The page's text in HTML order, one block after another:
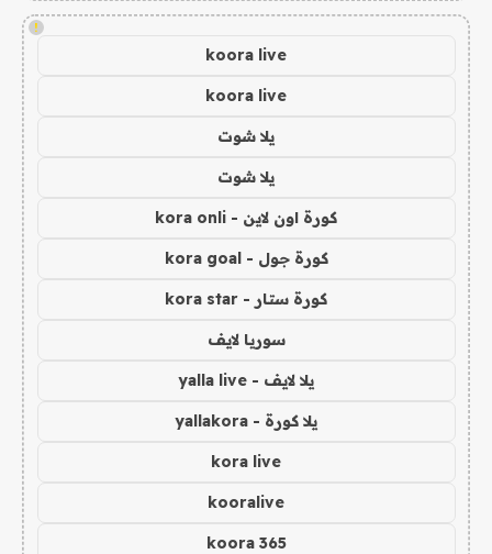
!
koora live
koora live
يلا شوت
يلا شوت
كورة اون لاين - kora onli
كورة جول - kora goal
كورة ستار - kora star
سوريا لايف
يلا لايف - yalla live
يلا كورة - yallakora
kora live
kooralive
koora 365